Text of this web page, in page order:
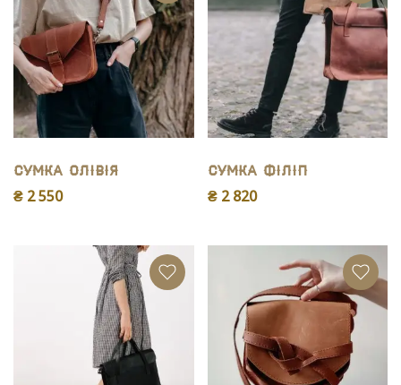
Сумка Олiвiя
₴ 2 550
Сумка Філіп
₴ 2 820